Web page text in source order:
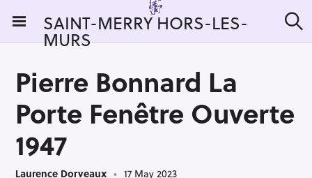
i
SAINT-MERRY HORS-LES-
MURS e
Pierre Bonnard La
Porte Fenêtre Ouverte
1947
Laurence Dorveaux 17 May 2023